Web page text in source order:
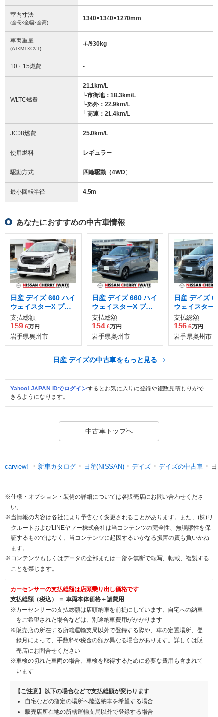
室内寸法
(全長×全幅×全高)
1340×1340×1270mm
車両重量
(AT×MT×CVT)
-/-/930kg
10・15燃費 -
WLTC燃費
21.1km/L
└市街地：18.3km/L
└郊外：22.9km/L
└高速：21.4km/L
JC08燃費 25.0km/L
使用燃料 レギュラー
駆動方式 四輪駆動（4WD）
最小回転半径 4.5m
あなたにおすすめの中古車情報
日産 デイズ 660 ハイ
ウェイスターX プロ
パイロット エディシ
ョン 4WD
支払総額
159.6万円
岩手県奥州市
日産 デイズ 660 ハイ
ウェイスターX プロ
パイロット エディシ
ョン 4WD
支払総額
154.6万円
岩手県奥州市
日産 デイズ
ウェイスター
パイロット
ョン 4WD
支払総額
156.6万円
岩手県奥州市
日産 デイズの中古車をもっと見る
Yahoo! JAPAN IDでログインするとお気に入りに登録や複数見積もりがで
きるようになります。
中古車トップへ
carview! 新車カタログ 日産(NISSAN) デイズ デイズの中古車
※仕様・オプション・装備の詳細については各販売店にお問い合わせくださ
い。
※当情報の内容は各社により予告なく変更されることがあります。また、(株)リ
クルートおよびLINEヤフー株式会社は当コンテンツの完全性、無誤謬性を保
証するものではなく、当コンテンツに起因するいかなる損害の責も負いかね
ます。
※コンテンツもしくはデータの全部または一部を無断で転写、転載、複製する
ことを禁じます。
カーセンサーの支払総額は店頭乗り出し価格です
支払総額（税込） ＝ 車両本体価格＋諸費用
※カーセンサーの支払総額は店頭納車を前提にしています。自宅への納車
をご希望された場合などは、別途納車費用がかかります
※販売店の所在する所轄運輸支局以外で登録する際や、車の定置場所、登
録月によって、手数料や税金の額が異なる場合があります。詳しくは販
売店にお問合せください
※車検の切れた車両の場合、車検を取得するために必要な費用も含まれて
います
【ご注意】以下の場合などで支払総額が変わります
自宅などの指定の場所へ陸送納車を希望する場合
販売店所在地の所轄運輸支局以外で登録する場合